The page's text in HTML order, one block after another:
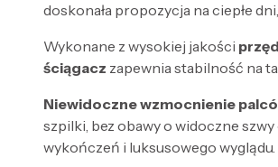
doskonała propozycja na ciepłe
Wykonane z wysokiej jakości
ściągacz zapewnia stabilność na
Niewidoczne wzmocnienie
szpilki, bez obawy o widoczne
wykończeń i luksusowego wyglądu.